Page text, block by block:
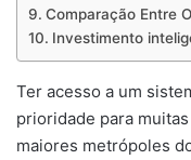
Comparação Entre
Investimento
Ter acesso a um
prioridade para
maiores metrópoles